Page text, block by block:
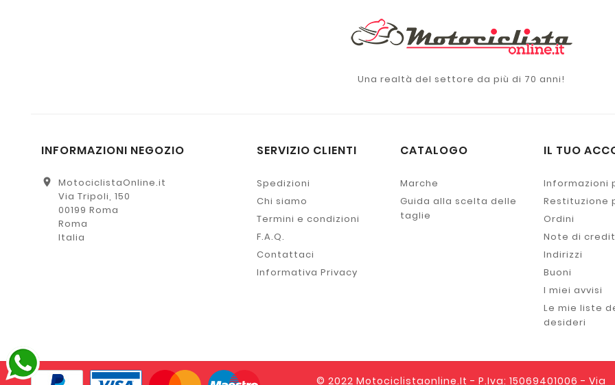
Una realtà del settore da più di 70 anni!
INFORMAZIONI NEGOZIO
location_on
MotociclistaOnline.it
Via Tripoli, 150
00199 Roma
Roma
Italia
SERVIZIO CLIENTI
Spedizioni
Chi siamo
Termini e condizioni
F.A.Q.
Contattaci
Informativa Privacy
CATALOGO
Marche
Guida alla scelta delle
taglie
IL TUO
Informazioni
Restituzione
Ordini
Note di
Indirizzi
Buoni
I miei avvisi
Le mie liste
desideri
© 2022 Motociclistaonline.it - P.Iva: 15069401006 - Via